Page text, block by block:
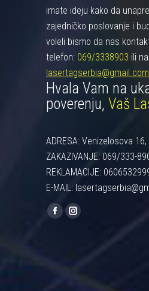
imate ideju kako da
zajedničko poslovanje i
voleli bismo da nas
telefon: 069/3338903 ili
Hvala Vam na
poverenju, Vaš
ADRESA: Venizelosova
ZAKAZIVANJE: 069/333-
REKLAMACIJE:
E-MAIL:
Find us on:
FacebookInstagram